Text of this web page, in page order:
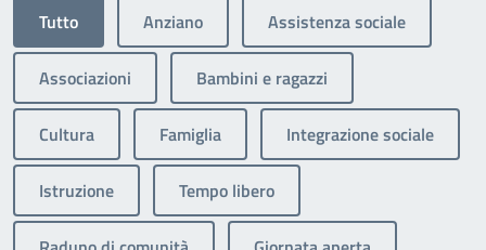
Tutto Anziano Assistenza sociale
Associazioni Bambini e ragazzi
Cultura Famiglia Integrazione sociale
Istruzione Tempo libero